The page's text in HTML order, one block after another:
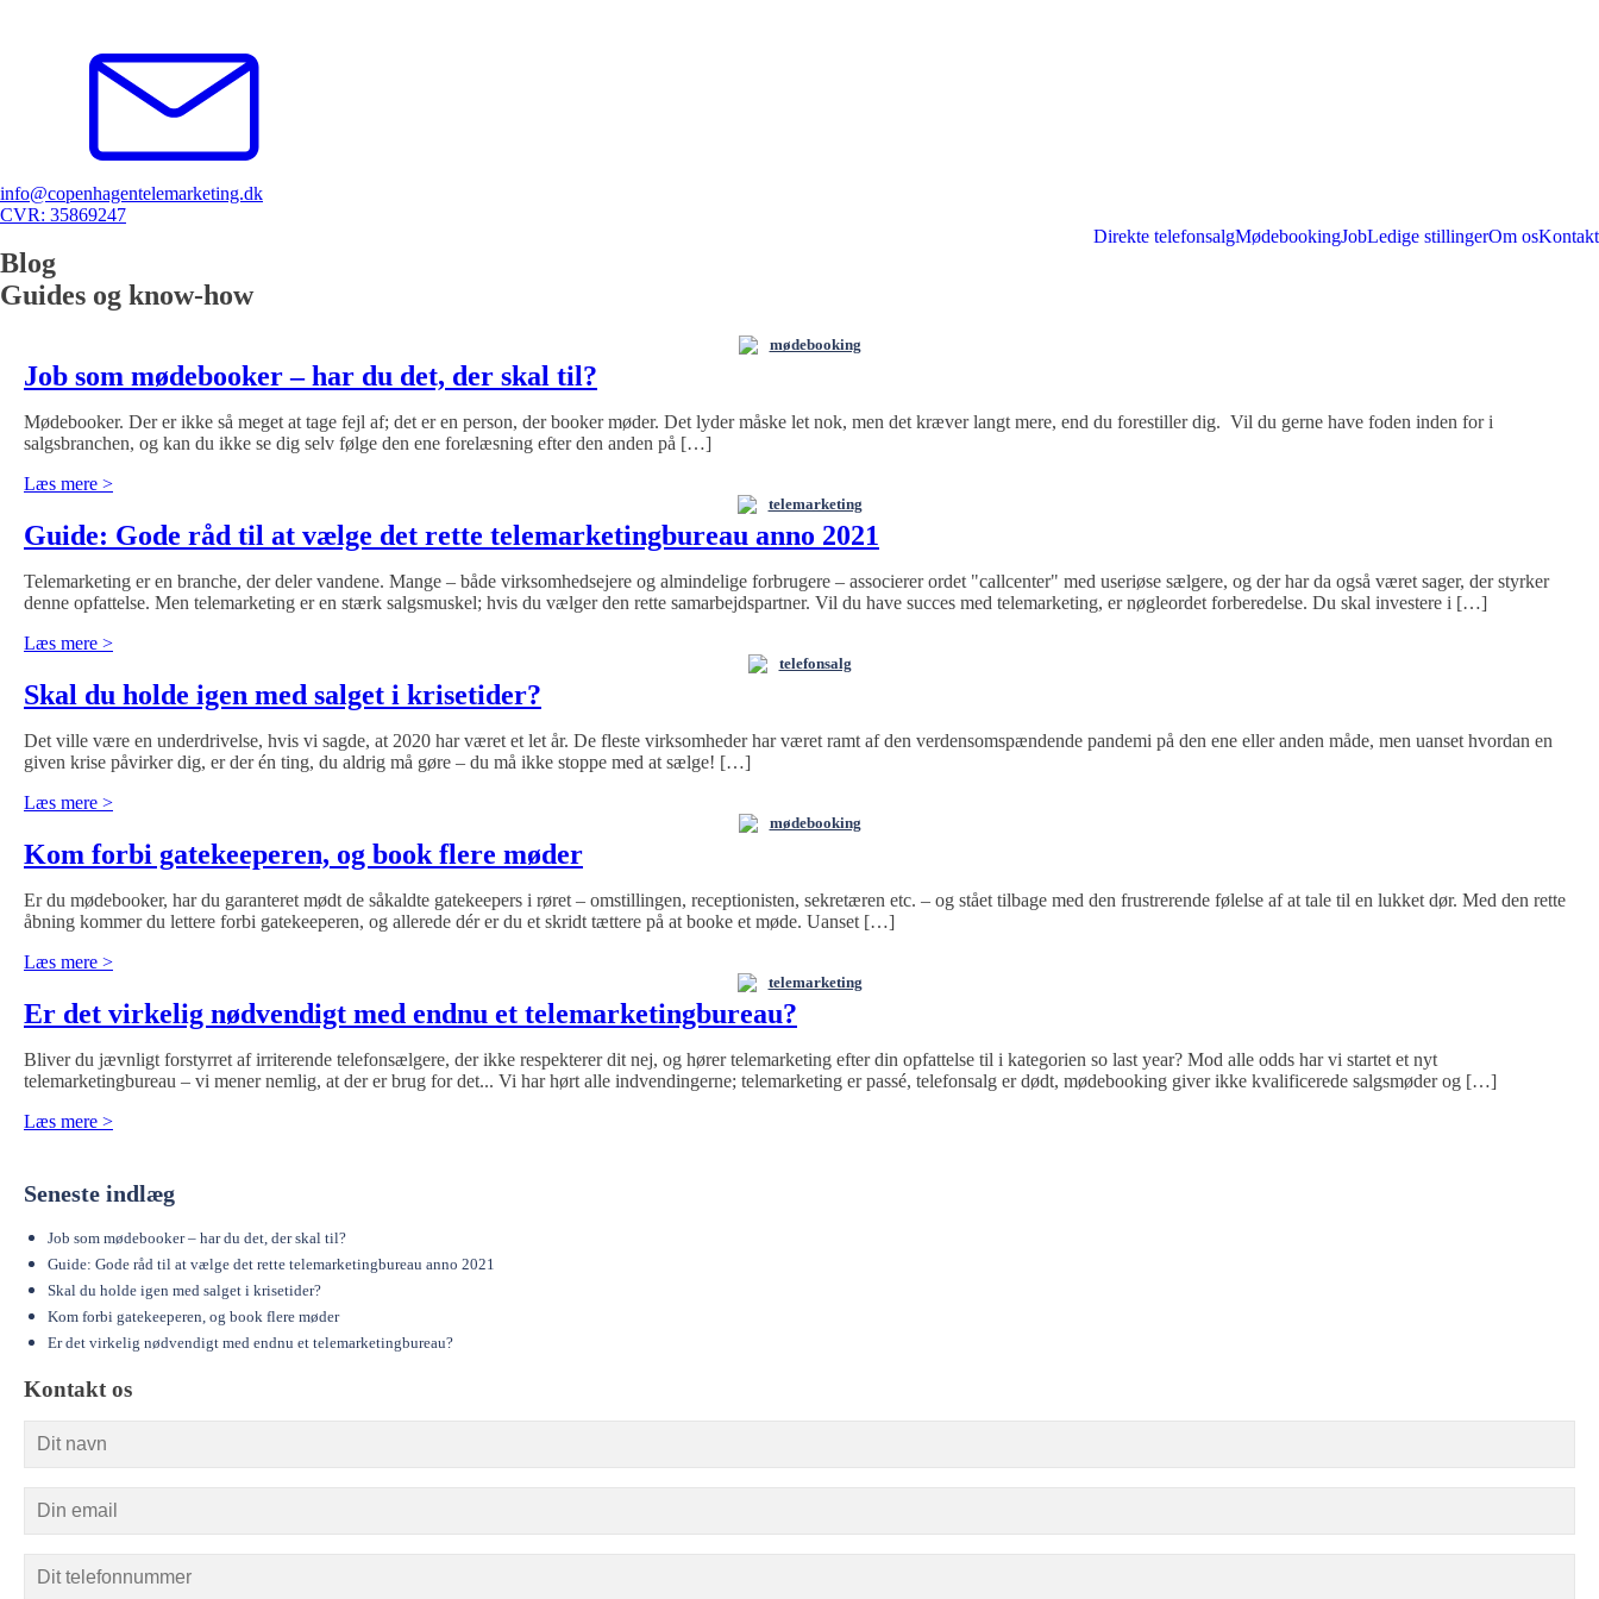
info@copenhagentelemarketing.dk
CVR: 35869247
Direkte telefonsalgMødebookingJobLedige stillingerOm osKontakt
Blog
Guides og know-how
mødebooking
Job som mødebooker – har du det, der skal til?
Mødebooker. Der er ikke så meget at tage fejl af; det er en person, der booker møder. Det lyder måske let nok, men det kræver langt mere, end du forestiller dig. Vil du gerne have foden inden for i
salgsbranchen, og kan du ikke se dig selv følge den ene forelæsning efter den anden på […]
Læs mere >
telemarketing
Guide: Gode råd til at vælge det rette telemarketingbureau anno 2021
Telemarketing er en branche, der deler vandene. Mange – både virksomhedsejere og almindelige forbrugere – associerer ordet "callcenter" med useriøse sælgere, og der har da også været sager, der styrker
denne opfattelse. Men telemarketing er en stærk salgsmuskel; hvis du vælger den rette samarbejdspartner. Vil du have succes med telemarketing, er nøgleordet forberedelse. Du skal investere i […]
Læs mere >
telefonsalg
Skal du holde igen med salget i krisetider?
Det ville være en underdrivelse, hvis vi sagde, at 2020 har været et let år. De fleste virksomheder har været ramt af den verdensomspændende pandemi på den ene eller anden måde, men uanset hvordan en
given krise påvirker dig, er der én ting, du aldrig må gøre – du må ikke stoppe med at sælge! […]
Læs mere >
mødebooking
Kom forbi gatekeeperen, og book flere møder
Er du mødebooker, har du garanteret mødt de såkaldte gatekeepers i røret – omstillingen, receptionisten, sekretæren etc. – og stået tilbage med den frustrerende følelse af at tale til en lukket dør. Med den rette
åbning kommer du lettere forbi gatekeeperen, og allerede dér er du et skridt tættere på at booke et møde. Uanset […]
Læs mere >
telemarketing
Er det virkelig nødvendigt med endnu et telemarketingbureau?
Bliver du jævnligt forstyrret af irriterende telefonsælgere, der ikke respekterer dit nej, og hører telemarketing efter din opfattelse til i kategorien so last year? Mod alle odds har vi startet et nyt
telemarketingbureau – vi mener nemlig, at der er brug for det... Vi har hørt alle indvendingerne; telemarketing er passé, telefonsalg er dødt, mødebooking giver ikke kvalificerede salgsmøder og […]
Læs mere >
Seneste indlæg
Job som mødebooker – har du det, der skal til?
Guide: Gode råd til at vælge det rette telemarketingbureau anno 2021
Skal du holde igen med salget i krisetider?
Kom forbi gatekeeperen, og book flere møder
Er det virkelig nødvendigt med endnu et telemarketingbureau?
Kontakt os